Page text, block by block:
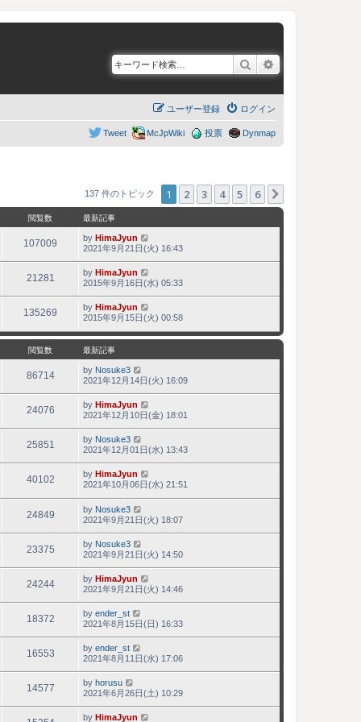
検索
ログイン
ユーザー登録
Dynmap
投票
McJpWiki
Tweet
137 件のトピック 1 2 3 4 5 6
閲覧数 最新記事
107009 by HimaJyun
2021年9月21日(火) 16:43
21281 by HimaJyun
2015年9月16日(水) 05:33
135269 by HimaJyun
2015年9月15日(火) 00:58
閲覧数 最新記事
86714 by Nosuke3
2021年12月14日(火) 16:09
24076 by HimaJyun
2021年12月10日(金) 18:01
25851 by Nosuke3
2021年12月01日(水) 13:43
40102 by HimaJyun
2021年10月06日(水) 21:51
24849 by Nosuke3
2021年9月21日(火) 18:07
23375 by Nosuke3
2021年9月21日(火) 14:50
24244 by HimaJyun
2021年9月21日(火) 14:46
18372 by ender_st
2021年8月15日(日) 16:33
16553 by ender_st
2021年8月11日(水) 17:06
14577 by horusu
2021年6月26日(土) 10:29
by HimaJyun